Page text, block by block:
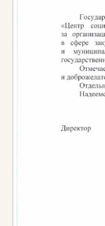
узнаете
территорий,
документы и
Растения в